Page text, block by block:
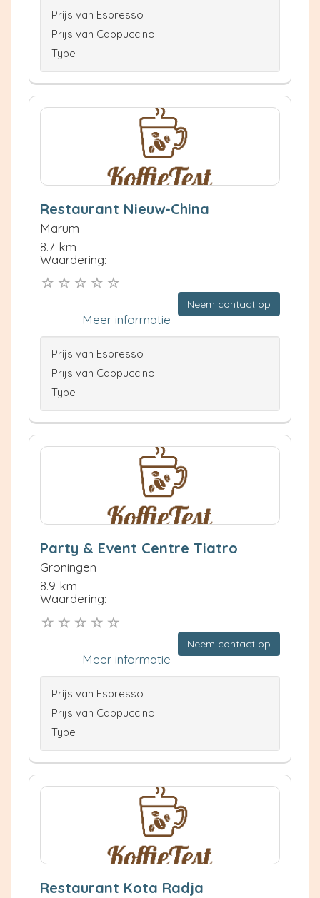
Prijs van Espresso
Prijs van Cappuccino
Type
Restaurant Nieuw-China
Marum
8.7 km
Waardering:
Neem contact op
Meer informatie
Prijs van Espresso
Prijs van Cappuccino
Type
Party & Event Centre Tiatro
Groningen
8.9 km
Waardering:
Neem contact op
Meer informatie
Prijs van Espresso
Prijs van Cappuccino
Type
Restaurant Kota Radja